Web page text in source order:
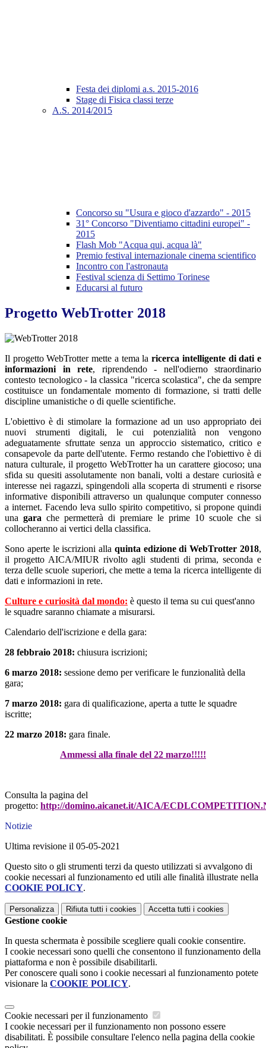
Festa dei diplomi a.s. 2015-2016
Stage di Fisica classi terze
A.S. 2014/2015
Concorso su "Usura e gioco d'azzardo" - 2015
31° Concorso "Diventiamo cittadini europei" -
2015
Flash Mob "Acqua qui, acqua là"
Premio festival internazionale cinema scientifico
Incontro con l'astronauta
Festival scienza di Settimo Torinese
Educarsi al futuro
Progetto WebTrotter 2018
Il progetto WebTrotter mette a tema laricerca intelligente di dati e
informazioni in rete, riprendendo - nell'odierno straordinario
contesto tecnologico - la classica "ricerca scolastica", che da sempre
costituisce un fondamentale momento di formazione, si tratti delle
discipline umanistiche o di quelle scientifiche.
L'obiettivo è di stimolare la formazione ad un uso appropriato dei
nuovi strumenti digitali, le cui potenzialità non vengono
adeguatamente sfruttate senza un approccio sistematico, critico e
consapevole da parte dell'utente. Fermo restando che l'obiettivo è di
natura culturale, il progetto WebTrotter ha un carattere giocoso; una
sfida su quesiti assolutamente non banali, volti a destare curiosità e
interesse nei ragazzi, spingendoli alla scoperta di strumenti e risorse
informative disponibili attraverso un qualunque computer connesso
a internet. Facendo leva sullo spirito competitivo, si propone quindi
una gara che permetterà di premiare le prime 10 scuole che si
collocheranno ai vertici della classifica.
Sono aperte le iscrizioni alla quinta edizione di WebTrotter 2018,
il progetto AICA/MIUR rivolto agli studenti di prima, seconda e
terza delle scuole superiori, che mette a tema la ricerca intelligente di
dati e informazioni in rete.
Culture e curiosità dal mondo: è questo il tema su cui quest'anno
le squadre saranno chiamate a misurarsi.
Calendario dell'iscrizione e della gara:
28 febbraio 2018: chiusura iscrizioni;
6 marzo 2018: sessione demo per verificare le funzionalità della
gara;
7 marzo 2018: gara di qualificazione, aperta a tutte le squadre
iscritte;
22 marzo 2018: gara finale.
Ammessi alla finale del 22 marzo!!!!!
Consulta la pagina del
progetto: http://domino.aicanet.it/AICA/
Notizie
Ultima revisione il 05-05-2021
Questo sito o gli strumenti terzi da questo utilizzati si avvalgono di
cookie necessari al funzionamento ed utili alle finalità illustrate nella
COOKIE POLICY.
Personalizza Rifiuta tutti i cookies Accetta tutti i cookies
Gestione cookie
In questa schermata è possibile scegliere quali cookie consentire.
I cookie necessari sono quelli che consentono il funzionamento della
piattaforma e non è possibile disabilitarli.
Per conoscere quali sono i cookie necessari al funzionamento potete
visionare la COOKIE POLICY.
Cookie necessari per il funzionamento
I cookie necessari per il funzionamento non possono essere
disabilitati. È possibile consultare l'elenco nella pagina della cookie